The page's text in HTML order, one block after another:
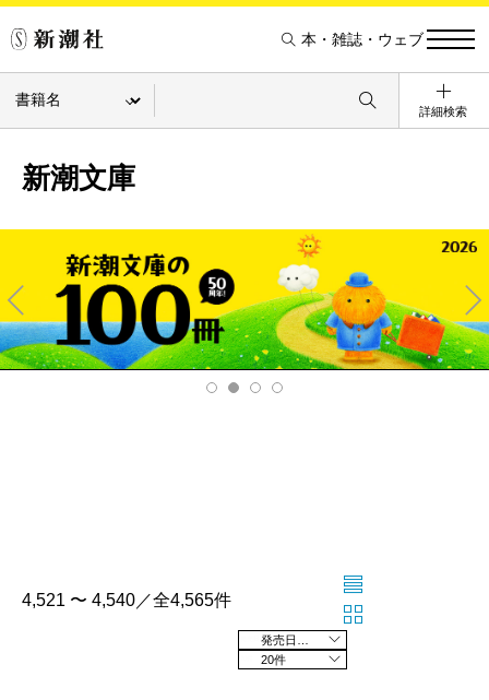
本・雑誌・ウェブ
詳細検索
新潮文庫
Pre
v
Ne
xt
4,521 〜 4,540／全4,565件
20件